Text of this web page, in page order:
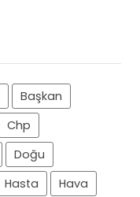
Başkan
Chp
Doğu
Hasta
Hava